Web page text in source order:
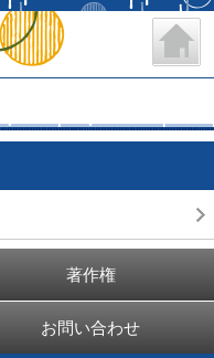
藍住町
著作権
お問い合わせ